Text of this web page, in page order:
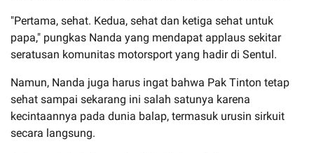
"Pertama, sehat. Kedua, sehat dan ketiga sehat untuk
papa," pungkas Nanda yang mendapat applaus sekitar
seratusan komunitas motorsport yang hadir di Sentul.
Namun, Nanda juga harus ingat bahwa Pak Tinton tetap
sehat sampai sekarang ini salah satunya karena
kecintaannya pada dunia balap, termasuk urusin sirkuit
secara langsung.